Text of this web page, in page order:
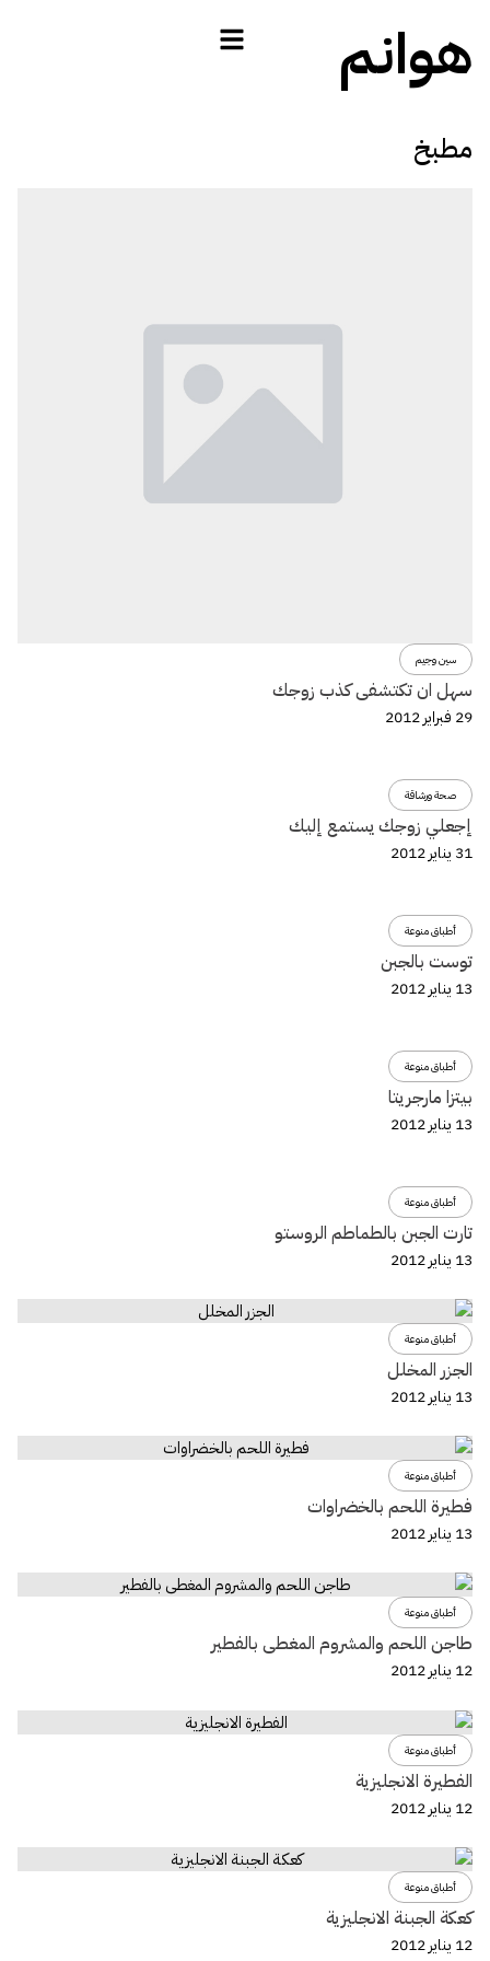
هوانم
مطبخ
سين وجيم
سهل ان تكتشفى كذب زوجك
29 فبراير 2012
صحة ورشاقة
إجعلي زوجك يستمع إليك
31 يناير 2012
أطباق منوعة
توست بالجبن
13 يناير 2012
أطباق منوعة
بيتزا مارجريتا
13 يناير 2012
أطباق منوعة
تارت الجبن بالطماطم الروستو
13 يناير 2012
أطباق منوعة
الجزر المخلل
13 يناير 2012
أطباق منوعة
فطيرة اللحم بالخضراوات
13 يناير 2012
أطباق منوعة
طاجن اللحم والمشروم المغطى بالفطير
12 يناير 2012
أطباق منوعة
الفطيرة الانجليزية
12 يناير 2012
أطباق منوعة
كعكة الجبنة الانجليزية
12 يناير 2012